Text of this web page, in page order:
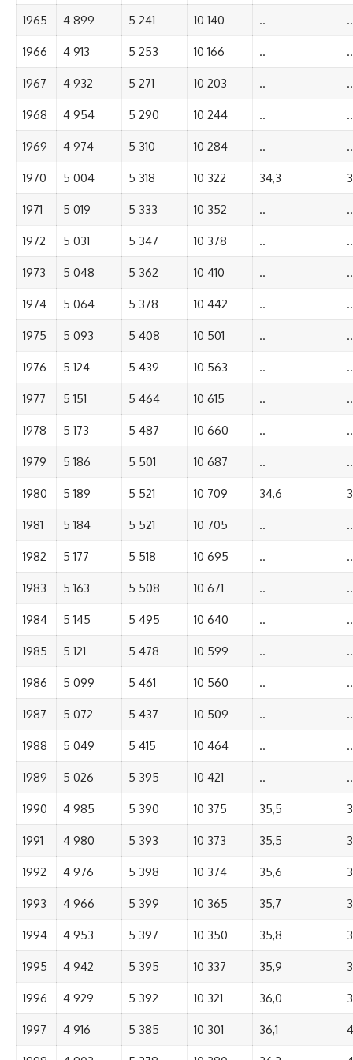
1965 4 899 5 241 10 140 .. ..
1966 4 913 5 253 10 166 .. ..
1967 4 932 5 271 10 203 .. ..
1968 4 954 5 290 10 244 .. ..
1969 4 974 5 310 10 284 .. ..
1970 5 004 5 318 10 322 34,3
1971 5 019 5 333 10 352 .. ..
1972 5 031 5 347 10 378 .. ..
1973 5 048 5 362 10 410 .. ..
1974 5 064 5 378 10 442 .. ..
1975 5 093 5 408 10 501 .. ..
1976 5 124 5 439 10 563 .. ..
1977 5 151 5 464 10 615 .. ..
1978 5 173 5 487 10 660 .. ..
1979 5 186 5 501 10 687 .. ..
1980 5 189 5 521 10 709 34,6
1981 5 184 5 521 10 705 .. ..
1982 5 177 5 518 10 695 .. ..
1983 5 163 5 508 10 671 .. ..
1984 5 145 5 495 10 640 .. ..
1985 5 121 5 478 10 599 .. ..
1986 5 099 5 461 10 560 .. ..
1987 5 072 5 437 10 509 .. ..
1988 5 049 5 415 10 464 .. ..
1989 5 026 5 395 10 421 .. ..
1990 4 985 5 390 10 375 35,5
1991 4 980 5 393 10 373 35,5
1992 4 976 5 398 10 374 35,6
1993 4 966 5 399 10 365 35,7
1994 4 953 5 397 10 350 35,8
1995 4 942 5 395 10 337 35,9
1996 4 929 5 392 10 321 36,0
1997 4 916 5 385 10 301 36,1